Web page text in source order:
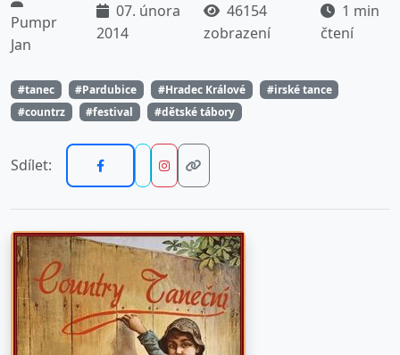
Pumpr
Jan
07. února
2014
46154
zobrazení
1 min
čtení
#tanec #Pardubice #Hradec Králové
#irské tance
#countrz
#festival #dětské tábory
Sdílet: